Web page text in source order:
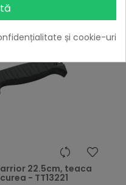
22.5cm, teaca
- TT13221
și cookie-uri